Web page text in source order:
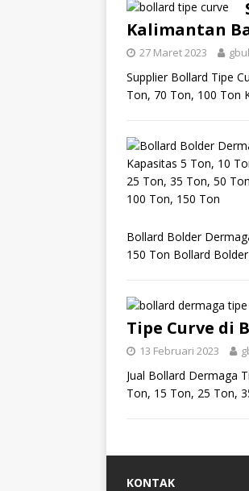
Kalimantan
27 Maret 2023
Supplier Bollard Tipe
Ton, 70 Ton, 100 Ton
Bollard Bolder
150 Ton Bollard
Tipe Curve di
13 Februari 2023
Jual Bollard Dermaga
Ton, 15 Ton, 25 Ton,
KONTAK